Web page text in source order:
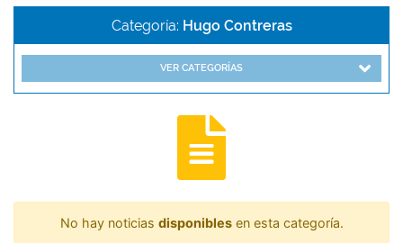
Categoría: Hugo Contreras
VER CATEGORÍAS
No hay noticias disponiblesen esta categoría.